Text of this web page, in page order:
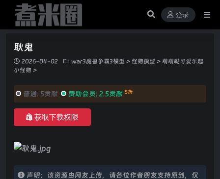
登录
耿鬼
2026-04-02 war3魔兽争霸3模型 > 怪物模型 > 萌萌哒可爱乐趣
小怪物 >
普通: 5贡献 赞助会员: 2.5贡献 5折
获取下载权限
声明：该资源由网友上传，请各位作者朋友支持原创，仅